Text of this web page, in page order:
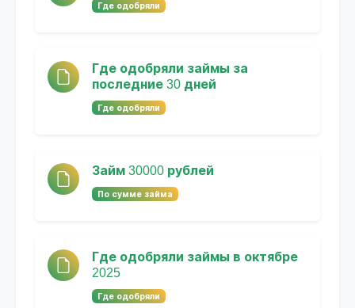
Где одобряли
Где одобряли займы за
последние 30 дней
Где одобряли
Займ 30000 рублей
По сумме займа
Где одобряли займы в октябре
2025
Где одобряли